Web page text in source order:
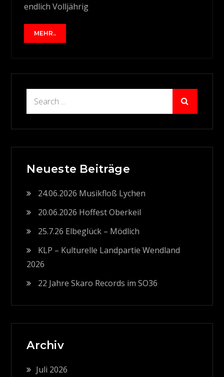
endlich Volljährig
MEHR..
Neueste Beiträge
24.06.2026 Musikfloß Lychen
20.06.2026 Hoffest Oberkeil
25.7.26 Elbeglück – Mödlich
KLP – Kulturelle Landpartie Wendland
2026
22 Jahre Skaro Records im SO36
Archiv
Juli 2026